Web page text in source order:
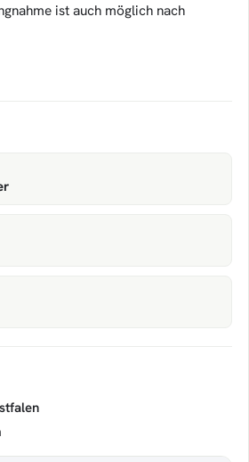
ist auch möglich nach